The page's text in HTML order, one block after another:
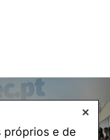
próprios e de
✕